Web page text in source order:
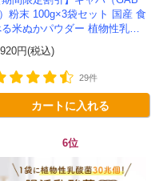
粉末 100g×3袋セット 国産 食
米ぬかパウダー 植物性乳酸
発酵 -かわしま屋- 【送料無
】*メール便での発送...
円(税込)
29件
カートに入れる
6位